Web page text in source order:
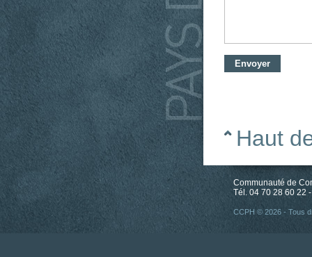
Haut
Communauté de
Tél. 04 70 28 60 22
CCPH © 2026 - Tous